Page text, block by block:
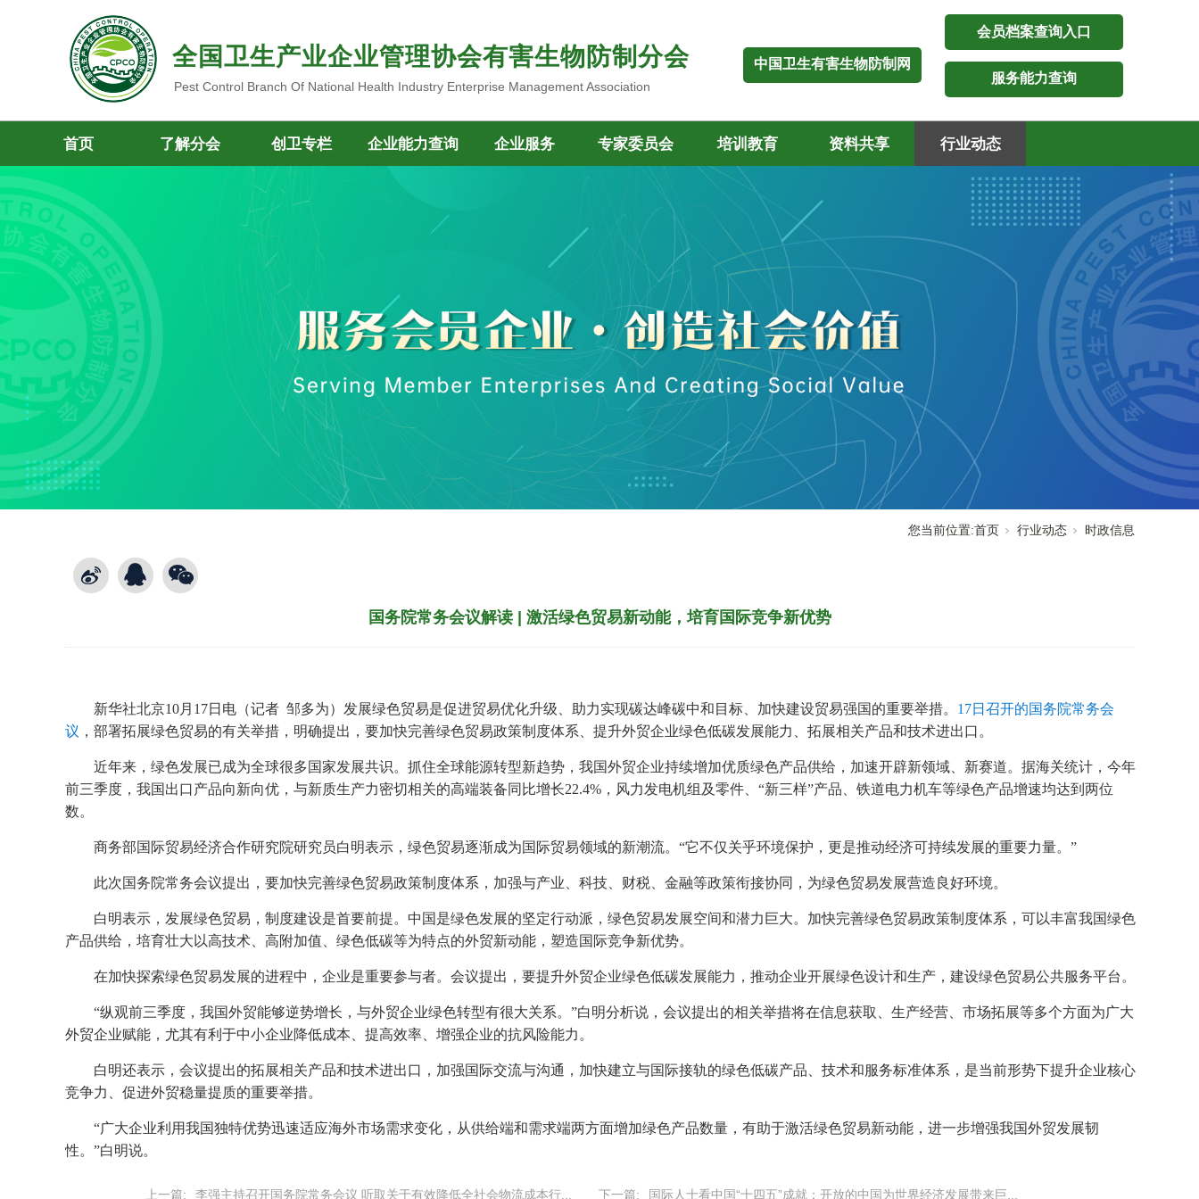
全国卫生产业企业管理协会有害生物防制分会 中国卫生有害生物防制网
Pest Control Branch Of National Health Industry Enterprise Management Association
服务能力查询
会员档案查询入口
首页 了解分会 创卫专栏 企业能力查询 企业服务 专家委员会 培训教育 资料共享 行业动态
您当前位置:首页 行业动态 时政信息
国务院常务会议解读 | 激活绿色贸易新动能，培育国际竞争新优势
新华社北京10月17日电（记者 邹多为）发展绿色贸易是促进贸易优化升级、助力实现碳达峰碳中和目标、加快建设贸易强国的重要举措。 17日召开的国务院常务会
议 ，部署拓展绿色贸易的有关举措，明确提出，要加快完善绿色贸易政策制度体系、提升外贸企业绿色低碳发展能力、拓展相关产品和技术进出口。
近年来，绿色发展已成为全球很多国家发展共识。抓住全球能源转型新趋势，我国外贸企业持续增加优质绿色产品供给，加速开辟新领域、新赛道。据海关统计，今年
前三季度，我国出口产品向新向优，与新质生产力密切相关的高端装备同比增长22.4%，风力发电机组及零件、“新三样”产品、铁道电力机车等绿色产品增速均达到两位
数。
商务部国际贸易经济合作研究院研究员白明表示，绿色贸易逐渐成为国际贸易领域的新潮流。“它不仅关乎环境保护，更是推动经济可持续发展的重要力量。”
此次国务院常务会议提出，要加快完善绿色贸易政策制度体系，加强与产业、科技、财税、金融等政策衔接协同，为绿色贸易发展营造良好环境。
白明表示，发展绿色贸易，制度建设是首要前提。中国是绿色发展的坚定行动派，绿色贸易发展空间和潜力巨大。加快完善绿色贸易政策制度体系，可以丰富我国绿色
产品供给，培育壮大以高技术、高附加值、绿色低碳等为特点的外贸新动能，塑造国际竞争新优势。
在加快探索绿色贸易发展的进程中，企业是重要参与者。会议提出，要提升外贸企业绿色低碳发展能力，推动企业开展绿色设计和生产，建设绿色贸易公共服务平台。
“纵观前三季度，我国外贸能够逆势增长，与外贸企业绿色转型有很大关系。”白明分析说，会议提出的相关举措将在信息获取、生产经营、市场拓展等多个方面为广大
外贸企业赋能，尤其有利于中小企业降低成本、提高效率、增强企业的抗风险能力。
白明还表示，会议提出的拓展相关产品和技术进出口，加强国际交流与沟通，加快建立与国际接轨的绿色低碳产品、技术和服务标准体系，是当前形势下提升企业核心
竞争力、促进外贸稳量提质的重要举措。
“广大企业利用我国独特优势迅速适应海外市场需求变化，从供给端和需求端两方面增加绿色产品数量，有助于激活绿色贸易新动能，进一步增强我国外贸发展韧
性。”白明说。
上一篇: 李强主持召开国务院常务会议 听取关于有效降低全社会物流成本行... 下一篇: 国际人士看中国“十四五”成就：开放的中国为世界经济发展带来巨...